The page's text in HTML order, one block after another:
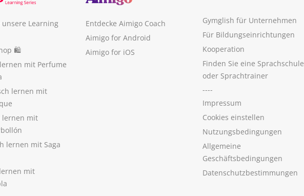
unsere Learning
🛍
mit Perfume
lernen mit
lernen mit
lernen mit Saga
mit
Entdecke Aimigo Coach
Aimigo for Android
Aimigo for iOS
Gymglish für Unternehmen
Für Bildungseinrichtungen
Kooperation
Finden Sie eine Sprachschule
oder Sprachtrainer
----
Impressum
Cookies einstellen
Nutzungsbedingungen
Allgemeine
Geschäftsbedingungen
Datenschutzbestimmungen